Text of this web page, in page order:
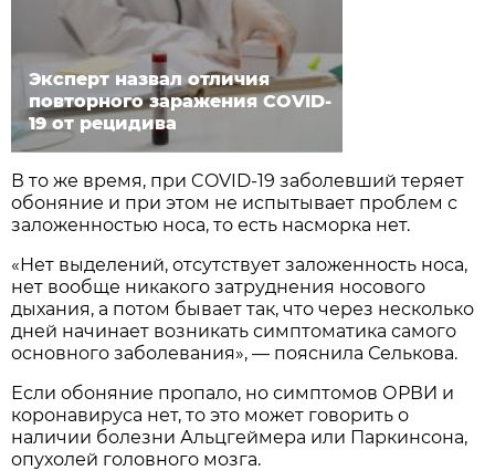
Эксперт назвал отличия
повторного заражения COVID-
19 от рецидива
В то же время, при COVID-19 заболевший теряет
обоняние и при этом не испытывает проблем с
заложенностью носа, то есть насморка нет.
«Нет выделений, отсутствует заложенность носа,
нет вообще никакого затруднения носового
дыхания, а потом бывает так, что через несколько
дней начинает возникать симптоматика самого
основного заболевания», — пояснила Селькова.
Если обоняние пропало, но симптомов ОРВИ и
коронавируса нет, то это может говорить о
наличии болезни Альцгеймера или Паркинсона,
опухолей головного мозга.